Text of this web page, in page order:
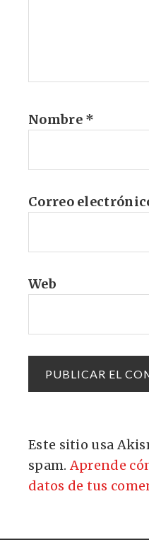
Nombre *
Correo
Web
Este sitio usa
spam.Aprende
datos de tus